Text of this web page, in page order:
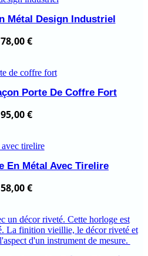
Métal Design Industriel
78,00€
Porte De Coffre Fort
95,00€
En Métal Avec Tirelire
58,00€